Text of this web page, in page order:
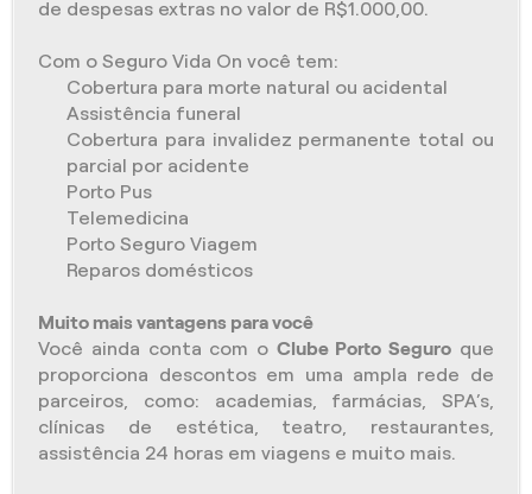
de despesas extras no valor de R$1.000,00.
Com o Seguro Vida On você tem:
Cobertura para morte natural ou acidental
Assistência funeral
Cobertura para invalidez permanente total ou
parcial por acidente
Porto Pus
Telemedicina
Porto Seguro Viagem
Reparos domésticos
Muito mais vantagens para você
Você ainda conta com o Clube Porto Seguro que
proporciona descontos em uma ampla rede de
parceiros, como: academias, farmácias, SPA’s,
clínicas de estética, teatro, restaurantes,
assistência 24 horas em viagens e muito mais.